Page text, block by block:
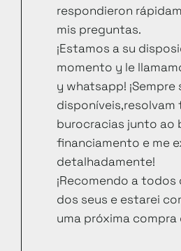
respondieron
mis preguntas.
¡Estamos a su
momento y le
y whatsapp!
disponíveis,resolvam
burocracias junto ao
financiamento e me
detalhadamente!
¡Recomendo a
dos seus e estarei
uma próxima